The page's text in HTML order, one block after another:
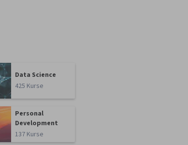
Data Science
425 Kurse
Personal
Development
137 Kurse